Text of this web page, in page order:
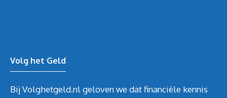
Volg het Geld
Bij Volghetgeld.nl geloven we dat financiële kennis